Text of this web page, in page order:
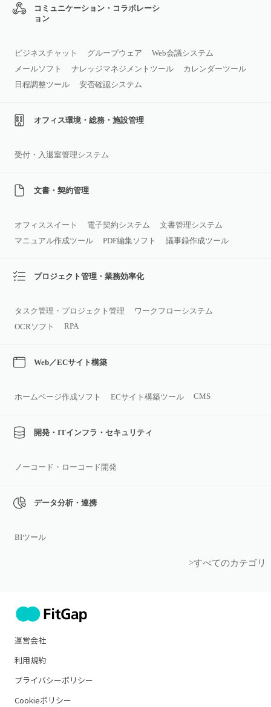
コミュニケーション・コラボレーシ
ョン
ビジネスチャット グループウェア
Web会議システム
メールソフト
ナレッジマネジメントツール
カレンダーツール
日程調整ツール
安否確認システム
オフィス環境・総務・施設管理
受付・入退室管理システム
文書・契約管理
オフィススイート 電子契約システム
文書管理システム
マニュアル作成ツール
PDF編集ソフト 議事録作成ツール
プロジェクト管理・業務効率化
タスク管理・プロジェクト管理
ワークフローシステム
OCRソフト
RPA
Web／ECサイト構築
ホームページ作成ソフト ECサイト構築ツール CMS
開発・ITインフラ・セキュリティ
ノーコード・ローコード開発
データ分析・連携
BIツール
>すべてのカテゴリ
運営会社
利用規約
プライバシーポリシー
Cookieポリシー